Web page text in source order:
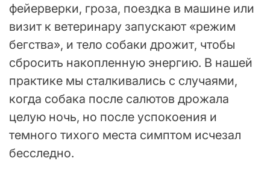
фейерверки, гроза, поездка в машине или
визит к ветеринару запускают «режим
бегства», и тело собаки дрожит, чтобы
сбросить накопленную энергию. В нашей
практике мы сталкивались с случаями,
когда собака после салютов дрожала
целую ночь, но после успокоения и
темного тихого места симптом исчезал
бесследно.